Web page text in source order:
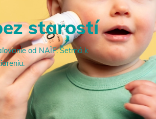
starostí
od NAÏF. Šetrná k